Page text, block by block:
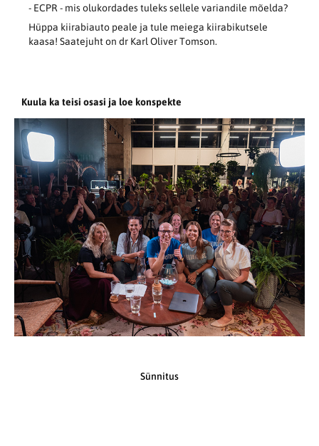
- ECPR - mis olukordades tuleks sellele variandile mõelda?
Hüppa kiirabiauto peale ja tule meiega kiirabikutsele
kaasa! Saatejuht on dr Karl Oliver Tomson.
Kuula ka teisi osasi ja loe konspekte
Sünnitus